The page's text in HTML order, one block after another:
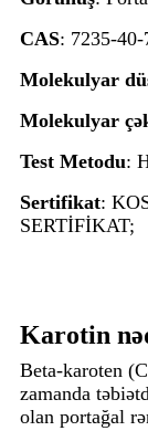
CAS: 7235-40-
Molekulyar
Molekulyar
Test Metodu:
Sertifikat:
SERTİFİKAT;
Karotin
Beta-karoten
zamanda
olan portağal